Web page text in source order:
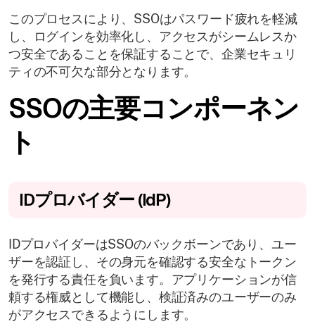
このプロセスにより、SSOはパスワード疲れを軽減
し、ログインを効率化し、アクセスがシームレスか
つ安全であることを保証することで、企業セキュリ
ティの不可欠な部分となります。
SSOの主要コンポーネン
ト
IDプロバイダー (IdP)
IDプロバイダーはSSOのバックボーンであり、ユー
ザーを認証し、その身元を確認する安全なトークン
を発行する責任を負います。アプリケーションが信
頼する権威として機能し、検証済みのユーザーのみ
がアクセスできるようにします。